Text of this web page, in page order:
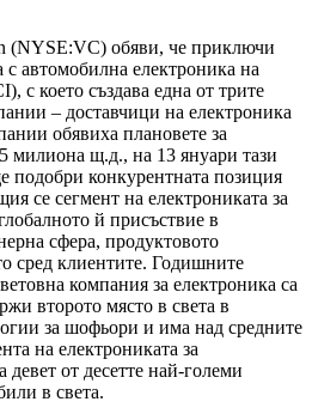
(NYSE:VC) обяви, че приключи
автомобилна електроника на
с което създава една от трите
– доставчици на електроника
обявиха плановете за
милиона щ.д., на 13 януари тази
подобри конкурентната позиция
се сегмент на електрониката за
й присъствие в
сфера, продуктовото
сред клиентите. Годишните
компания за електроника са
второто място в света в
за шофьори и има над средните
на електрониката за
девет от десетте най-големи
в света.